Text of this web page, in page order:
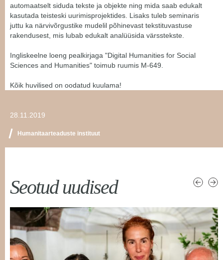
28.11.2019
Humanitaarteaduste instituut
automaatselt siduda tekste ja objekte ning mida saab edukalt
kasutada teisteski uurimisprojektides. Lisaks tuleb seminaris
juttu ka närvivõrgustike mudelil põhinevast tekstituvastuse
rakendusest, mis lubab edukalt analüüsida värsstekste.
Ingliskeelne loeng pealkirjaga "Digital Humanities for Social
Sciences and Humanities" toimub ruumis M-649.
Kõik huvilised on oodatud kuulama!
Seotud uudised